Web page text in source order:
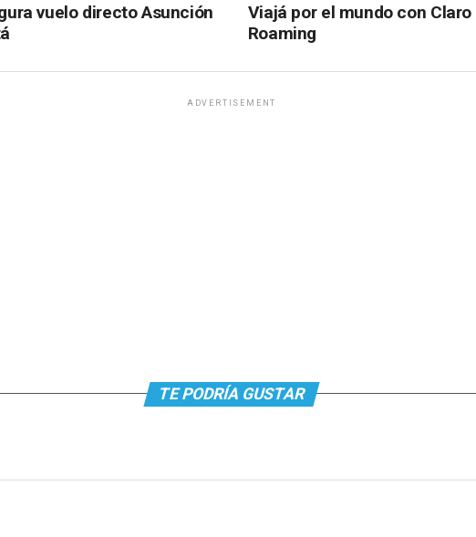
Viajá por el mundo con Claro
Roaming
vuelo directo Asunción
ADVERTISEMENT
TE PODRÍA GUSTAR